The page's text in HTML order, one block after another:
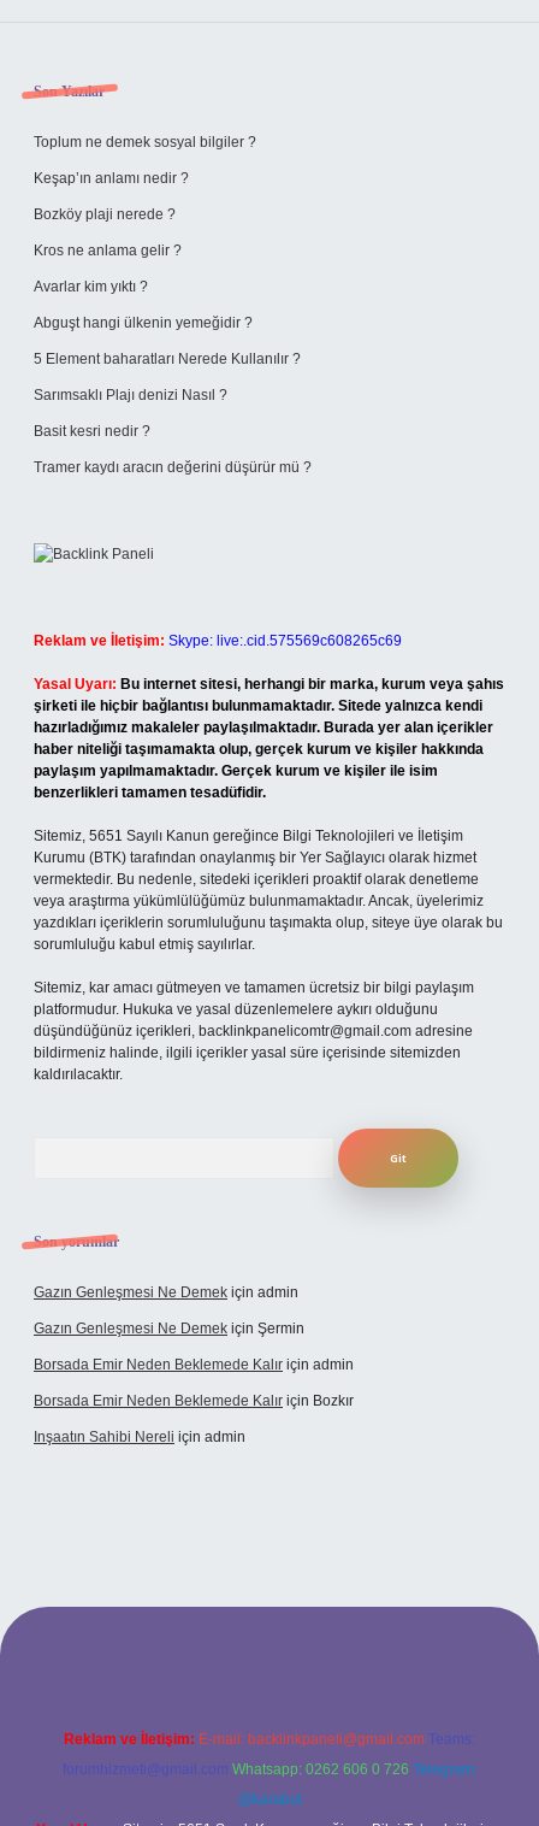
Sidebar
Son Yazılar
Toplum ne demek sosyal bilgiler ?
Keşap’ın anlamı nedir ?
Bozköy plaji nerede ?
Kros ne anlama gelir ?
Avarlar kim yıktı ?
Abguşt hangi ülkenin yemeğidir ?
5 Element baharatları Nerede Kullanılır ?
Sarımsaklı Plajı denizi Nasıl ?
Basit kesri nedir ?
Tramer kaydı aracın değerini düşürür mü ?
Reklam ve İletişim: Skype: live:.cid.575569c608265c69
Yasal Uyarı: Bu internet sitesi, herhangi bir marka, kurum veya şahıs
şirketi ile hiçbir bağlantısı bulunmamaktadır. Sitede yalnızca kendi
hazırladığımız makaleler paylaşılmaktadır. Burada yer alan içerikler
haber niteliği taşımamakta olup, gerçek kurum ve kişiler hakkında
paylaşım yapılmamaktadır. Gerçek kurum ve kişiler ile isim
benzerlikleri tamamen tesadüfidir.
Sitemiz, 5651 Sayılı Kanun gereğince Bilgi Teknolojileri ve İletişim
Kurumu (BTK) tarafından onaylanmış bir Yer Sağlayıcı olarak hizmet
vermektedir. Bu nedenle, sitedeki içerikleri proaktif olarak denetleme
veya araştırma yükümlülüğümüz bulunmamaktadır. Ancak, üyelerimiz
yazdıkları içeriklerin sorumluluğunu taşımakta olup, siteye üye olarak bu
sorumluluğu kabul etmiş sayılırlar.
Sitemiz, kar amacı gütmeyen ve tamamen ücretsiz bir bilgi paylaşım
platformudur. Hukuka ve yasal düzenlemelere aykırı olduğunu
düşündüğünüz içerikleri, backlinkpanelicomtr@gmail.com adresine
bildirmeniz halinde, ilgili içerikler yasal süre içerisinde sitemizden
kaldırılacaktır.
Son yorumlar
Gazın Genleşmesi Ne Demek için admin
Gazın Genleşmesi Ne Demek için Şermin
Borsada Emir Neden Beklemede Kalır için admin
Borsada Emir Neden Beklemede Kalır için Bozkır
Inşaatın Sahibi Nereli için admin
www.hiltonbetx.org/
Reklam ve İletişim: E-mail: backlinkpaneli@gmail.com Teams:
forumhizmeti@gmail.com Whatsapp: 0262 606 0 726 Telegram:
@karabul